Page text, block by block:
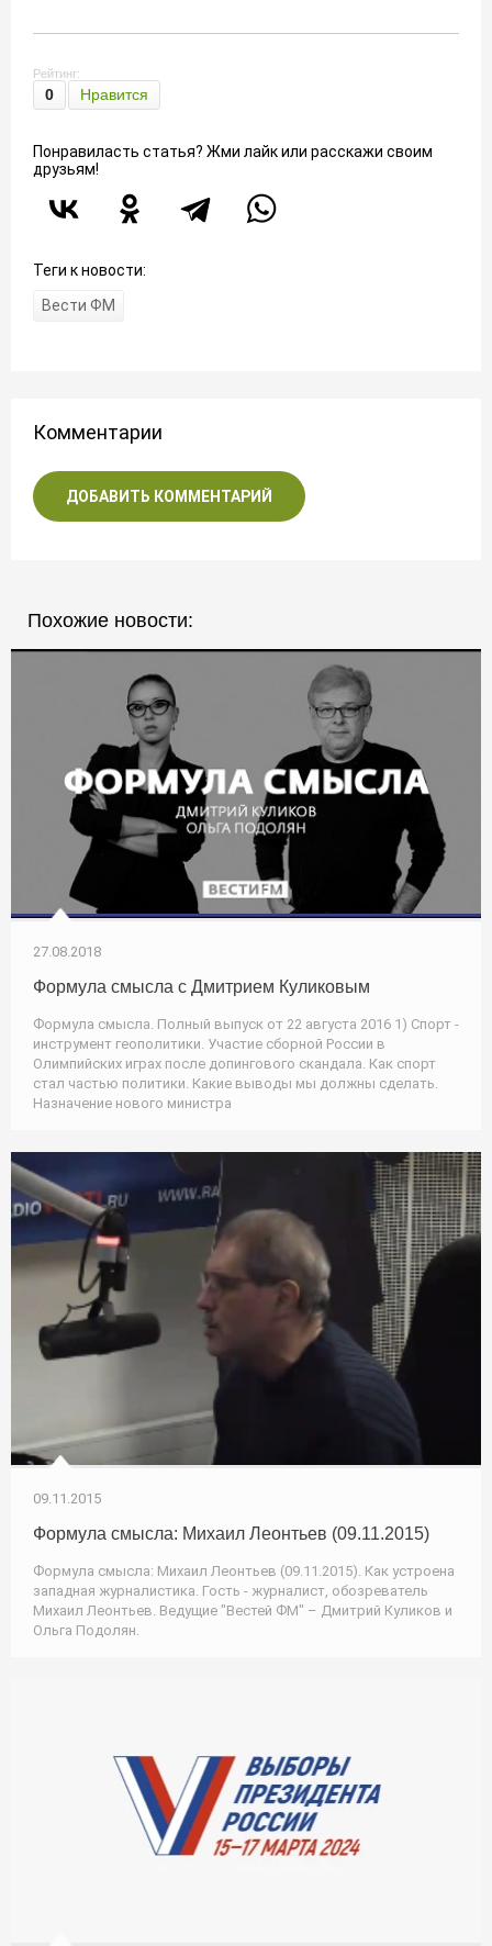
Рейтинг:
0 Нравится
Понравиласть статья? Жми лайк или расскажи своим
друзьям!
Теги к новости:
Вести ФМ
Комментарии
ДОБАВИТЬ КОММЕНТАРИЙ
Похожие новости:
27.08.2018
Формула смысла с Дмитрием Куликовым
Формула смысла. Полный выпуск от 22 августа 2016 1) Спорт -
инструмент геополитики. Участие сборной России в
Олимпийских играх после допингового скандала. Как спорт
стал частью политики. Какие выводы мы должны сделать.
Назначение нового министра
09.11.2015
Формула смысла: Михаил Леонтьев (09.11.2015)
Формула смысла: Михаил Леонтьев (09.11.2015). Как устроена
западная журналистика. Гость - журналист, обозреватель
Михаил Леонтьев. Ведущие "Вестей ФМ" – Дмитрий Куликов и
Ольга Подолян.